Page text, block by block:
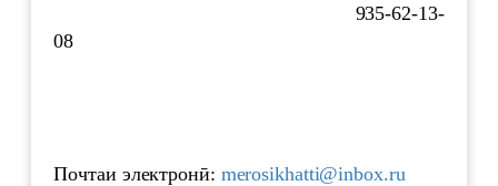
935-62-13-
08
Почтаи электронӣ: merosikhatti@inbox.ru